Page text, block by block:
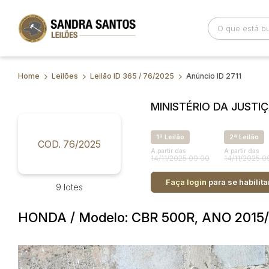
Busca por palavra-chave Categoria
Home Leilões Leilão ID 365 / 76/2025 Anúncio ID 2711
COD. 76/2025
9 lotes
MINISTÉRIO DA
1ª Leilão
A partir das
14/11/2025 09:00
2ª Leilão
A partir das
14/11/2025
Faça login para se
HONDA / Modelo: CBR 500R, ANO